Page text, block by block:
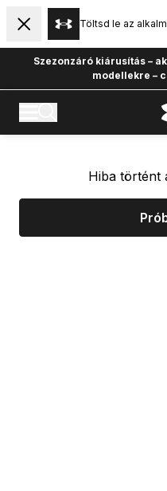
Töltsd le az
Szezonzáró kiárusítás –
modellekre –
Hiba történt